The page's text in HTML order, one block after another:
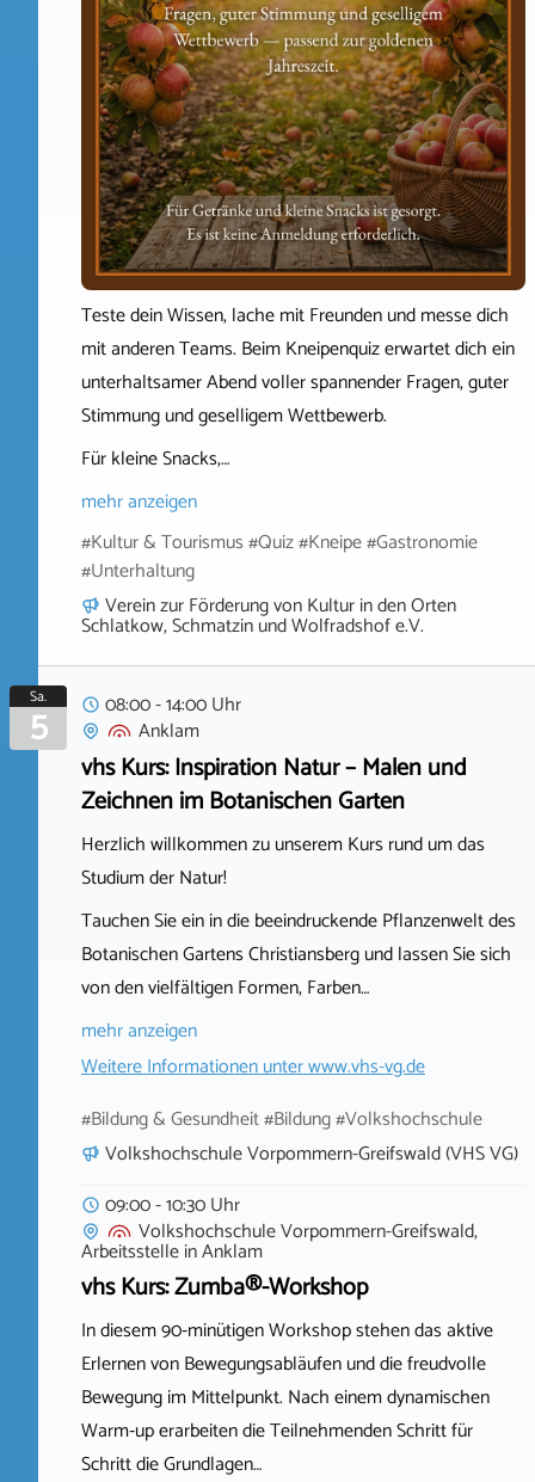
Teste dein Wissen, lache mit Freunden und messe dich
mit anderen Teams. Beim Kneipenquiz erwartet dich ein
unterhaltsamer Abend voller spannender Fragen, guter
Stimmung und geselligem Wettbewerb.
Für kleine Snacks,…
mehr anzeigen
#Kultur & Tourismus #Quiz #Kneipe #Gastronomie
#Unterhaltung
Verein zur Förderung von Kultur in den Orten
Schlatkow, Schmatzin und Wolfradshof e.V.
Sa.
5
08:00 - 14:00 Uhr
Anklam
vhs Kurs: Inspiration Natur – Malen und
Zeichnen im Botanischen Garten
Herzlich willkommen zu unserem Kurs rund um das
Studium der Natur!
Tauchen Sie ein in die beeindruckende Pflanzenwelt des
Botanischen Gartens Christiansberg und lassen Sie sich
von den vielfältigen Formen, Farben…
mehr anzeigen
Weitere Informationen unterwww.vhs-vg.de
#Bildung & Gesundheit #Bildung #Volkshochschule
Volkshochschule Vorpommern-Greifswald (VHS VG)
09:00 - 10:30 Uhr
Volkshochschule Vorpommern-Greifswald,
ArbeitsstelleinAnklam
vhs Kurs: Zumba®-Workshop
In diesem 90‑minütigen Workshop stehen das aktive
Erlernen von Bewegungsabläufen und die freudvolle
Bewegung im Mittelpunkt. Nach einem dynamischen
Warm‑up erarbeiten die Teilnehmenden Schritt für
Schritt die Grundlagen…